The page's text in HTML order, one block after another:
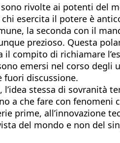
rivolte ai potenti
esercita il potere è
la seconda con il
prezioso. Questa
il compito di richiamare
emersi nel corso
fuori discussione.
stessa di sovranità
a che fare con
prime, all’innovazione
del mondo e non del